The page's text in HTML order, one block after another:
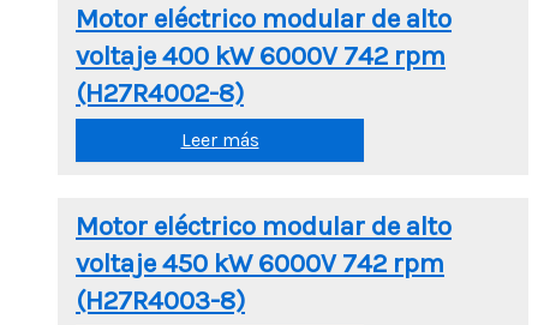
Motor eléctrico modular de alto
voltaje 400 kW 6000V 742 rpm
(H27R4002-8)
Leer más
Motor eléctrico modular de alto
voltaje 450 kW 6000V 742 rpm
(H27R4003-8)